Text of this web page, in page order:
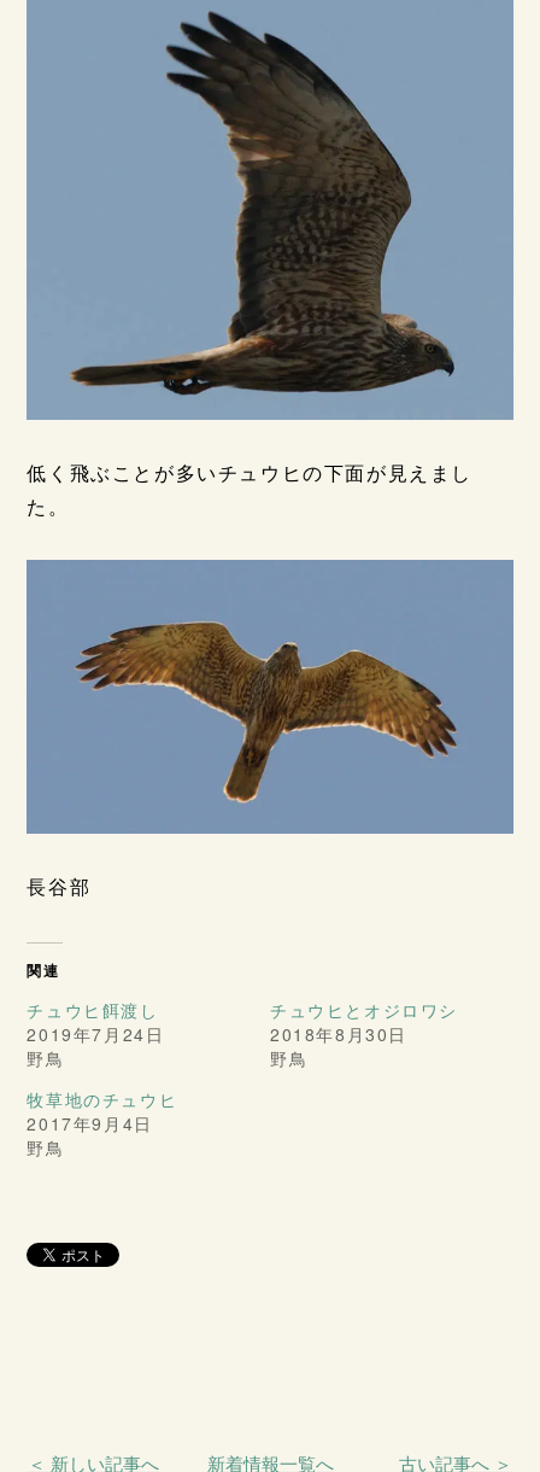
低く飛ぶことが多いチュウヒの下面が見えまし
た。
長谷部
関連
チュウヒ餌渡し
2019年7月24日
野鳥
チュウヒとオジロワシ
2018年8月30日
野鳥
牧草地のチュウヒ
2017年9月4日
野鳥
＜ 新しい記事へ 新着情報一覧へ 古い記事へ ＞